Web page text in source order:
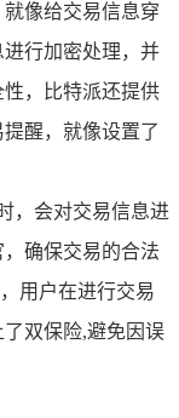
像给交易信息穿
进行加密处理，并
，比特派还提供
醒，就像设置了
，会对交易信息进
确保交易的合法
用户在进行交易
双保险,避免因误